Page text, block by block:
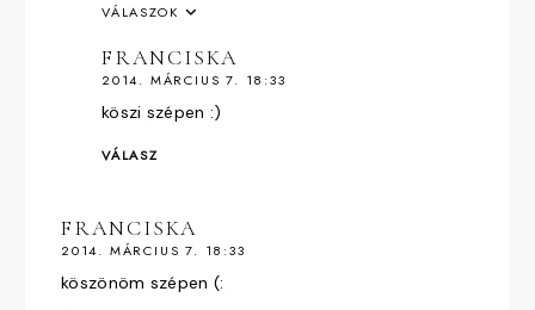
VÁLASZOK
FRANCISKA
2014. MÁRCIUS 7. 18:33
köszi szépen :)
VÁLASZ
FRANCISKA
2014. MÁRCIUS 7. 18:33
köszönöm szépen (: